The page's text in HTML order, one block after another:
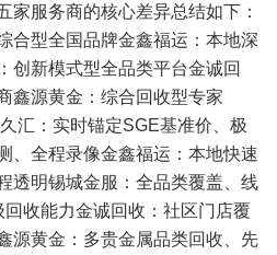
家服务商的核心差异总结如下：
合型全国品牌金鑫福运：本地深
创新模式型全品类平台金诚回
鑫源黄金：综合回收型专家
汇：实时锚定SGE基准价、极
、全程录像金鑫福运：本地快速
透明锡城金服：全品类覆盖、线
回收能力金诚回收：社区门店覆
源黄金：多贵金属品类回收、先